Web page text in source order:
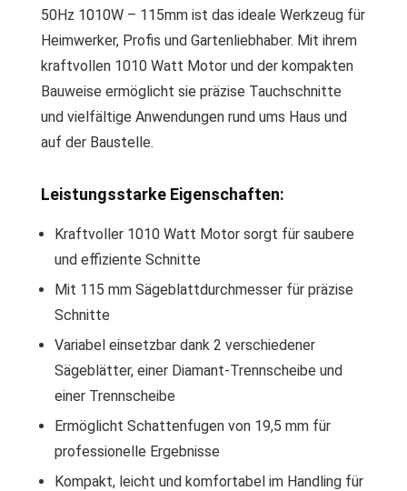
50Hz 1010W – 115mm ist das ideale Werkzeug für
Heimwerker, Profis und Gartenliebhaber. Mit ihrem
kraftvollen 1010 Watt Motor und der kompakten
Bauweise ermöglicht sie präzise Tauchschnitte
und vielfältige Anwendungen rund ums Haus und
auf der Baustelle.
Leistungsstarke Eigenschaften:
Kraftvoller 1010 Watt Motor sorgt für saubere
und effiziente Schnitte
Mit 115 mm Sägeblattdurchmesser für präzise
Schnitte
Variabel einsetzbar dank 2 verschiedener
Sägeblätter, einer Diamant-Trennscheibe und
einer Trennscheibe
Ermöglicht Schattenfugen von 19,5 mm für
professionelle Ergebnisse
Kompakt, leicht und komfortabel im Handling für